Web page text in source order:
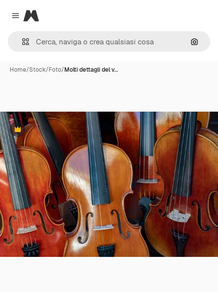
Close menu
Magnific
Cerca
Home/Stock/Foto/Molti dettagli del v…
Premium